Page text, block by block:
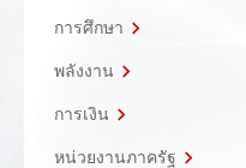
การศึกษา
พลังงาน
การเงิน
หน่วยงานภาครัฐ